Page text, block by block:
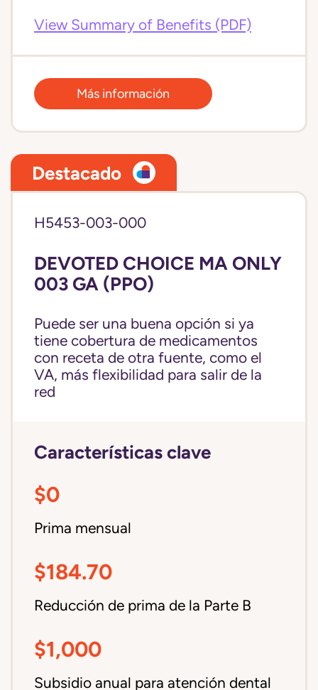
View Summary of Benefits (PDF)
Más información
Destacado
H5453-003-000
DEVOTED CHOICE MA ONLY
003 GA (PPO)
Puede ser una buena opción si ya
tiene cobertura de medicamentos
con receta de otra fuente, como el
VA, más flexibilidad para salir de la
red
Características clave
$0
Prima mensual
$184.70
Reducción de prima de la Parte B
$1,000
Subsidio anual para atención dental